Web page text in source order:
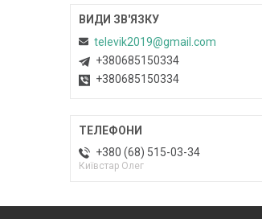
televik2019@gmail.com
+380685150334
+380685150334
+380 (68) 515-03-34
Київстар Олег